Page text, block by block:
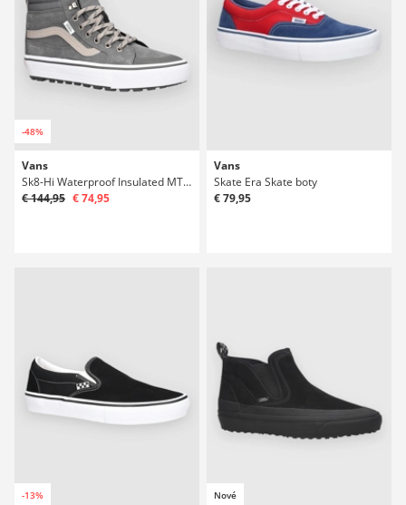
-48%
Vans
Sk8-Hi Waterproof Insulated MTE Winter Boty
€ 144,95 € 74,95
Vans
Skate Era Skate boty
€ 79,95
-13% Nové